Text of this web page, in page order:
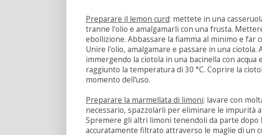
Preparare il lemon curd: mettete in una
tranne l'olio e amalgamarli con una frusta.
ebollizione. Abbassare la fiamma al minimo e far
Unire l'olio, amalgamare e passare in una
immergendo la ciotola in una bacinella con acqua
raggiunto la temperatura di 30 °C. Coprire la
momento dell'uso.
Preparare la marmellata di limoni: lavare con
necessario, spazzolarli per eliminare le impurità
Spremere gli altri limoni tenendoli da parte dopo
accuratamente filtrato attraverso le maglie di un